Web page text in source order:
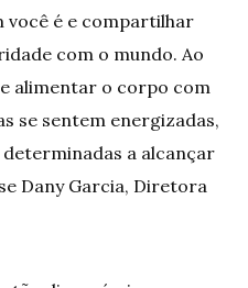
você é e compartilhar
com o mundo. Ao
alimentar o corpo com
se sentem energizadas,
a alcançar
Dany Garcia, Diretora